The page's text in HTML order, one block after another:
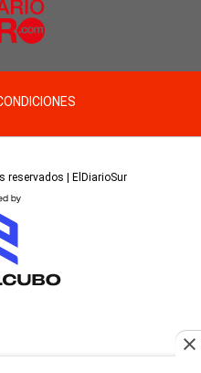
reservados | ElDiarioSur